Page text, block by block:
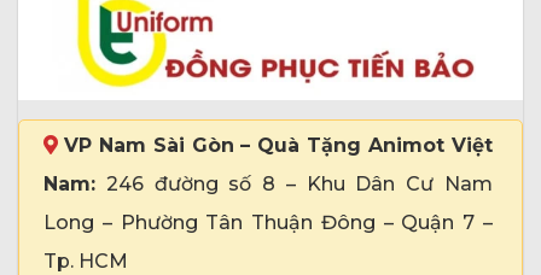
VP Nam Sài Gòn – Quà Tặng Animot Việt
Nam: 246 đường số 8 – Khu Dân Cư Nam
Long – Phường Tân Thuận Đông – Quận 7 –
Tp. HCM